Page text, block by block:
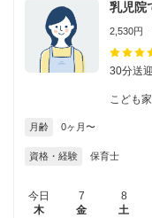
乳児院
2,530円
30分送迎
こども
月齢 0ヶ月〜
資格・経験 保育士
今日
木
7
金
8
土